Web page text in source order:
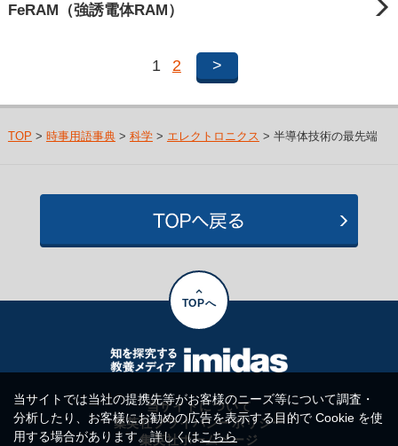
FeRAM（強誘電体RAM）
1 2 >
TOP > 時事用語事典> 科学> エレクトロニクス > 半導体技術の最先端
TOPへ
当サイトについて
集英社プライバシーポリシー
集英社ホームページ
当サイトでは当社の提携先等がお客様のニーズ等について調査・
分析したり、お客様にお勧めの広告を表示する目的で Cookie を使
用する場合があります。詳しくはこちら